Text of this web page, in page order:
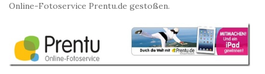
Online-Fotoservice Prentu.de gestoßen.